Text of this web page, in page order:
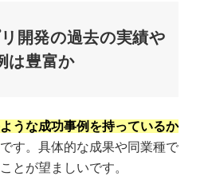
開発の過去の実績や
は豊富か
うな成功事例を持っているか
です。具体的な成果や同業種で
とが望ましいです。